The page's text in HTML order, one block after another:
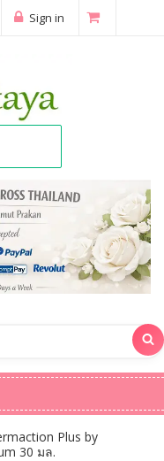
Sign in
Plus by
30 มล.